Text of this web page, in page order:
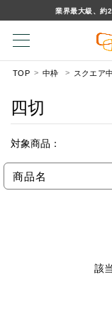
業界最大級、約
TOP 中枠 スクエア
四切
対象商品：
商品名
該